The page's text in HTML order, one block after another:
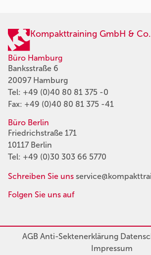
Kompakttraining GmbH &
Büro Hamburg
Banksstraße 6
20097 Hamburg
Tel: +49 (0)40 80 81 375 -0
Fax: +49 (0)40 80 81 375 -41
Büro Berlin
Friedrichstraße 171
10117 Berlin
Tel: +49 (0)30 303 66 5770
Schreiben Sie uns
Folgen Sie uns auf
AGBAnti-Sektenerklärung
Impressum